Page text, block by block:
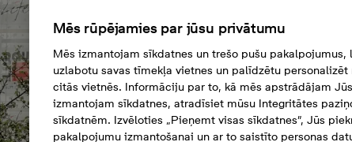
Mēs rūpējamies par jūsu privātumu
Mēs izmantojam sīkdatnes un trešo pušu
uzlabotu savas tīmekļa vietnes un palīdzētu
citās vietnēs. Informāciju par to, kā mēs apstrādājam
izmantojam sīkdatnes, atradīsiet mūsu Integritātes
sīkdatnēm. Izvēloties „Pieņemt visas sīkdatnes”, Jūs
pakalpojumu izmantošanai un ar to saistīto personas